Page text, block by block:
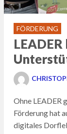
FÖRDERUNG
Ohne LEADER
Förderung hat
digitales